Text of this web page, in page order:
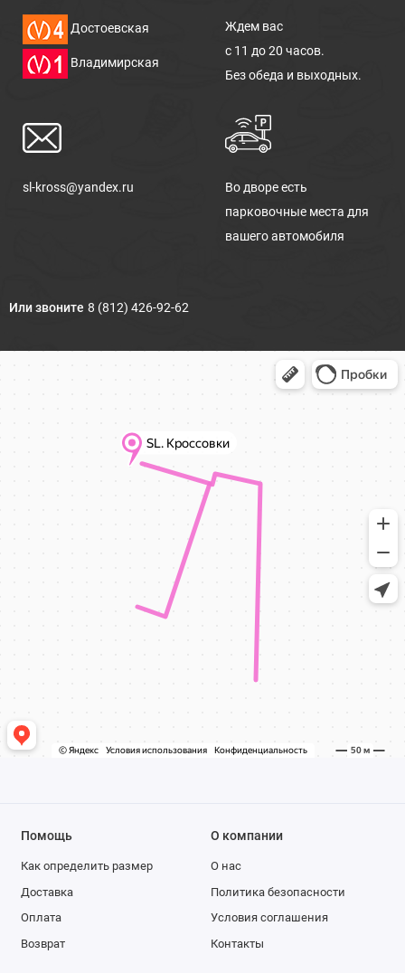
Достоевская
Владимирская
Ждем вас
с 11 до 20 часов.
Без обеда и выходных.
sl-kross@yandex.ru
Во дворе есть
парковочные места для
вашего автомобиля
Или звоните 8 (812) 426-92-62
Помощь
Как определить размер
Доставка
Оплата
Возврат
О компании
О нас
Политика безопасности
Условия соглашения
Контакты